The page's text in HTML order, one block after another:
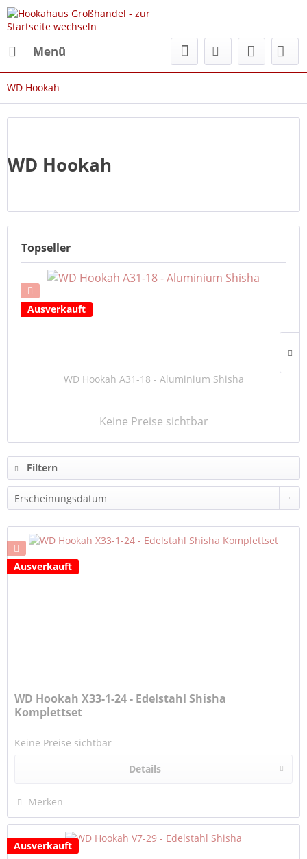
Menü
WD Hookah
WD Hookah
Topseller
Ausverkauft
WD Hookah A31-18 - Aluminium Shisha
Keine Preise sichtbar
Filtern
Ausverkauft
WD Hookah X33-1-24 - Edelstahl Shisha
Komplettset
Keine Preise sichtbar
Details
Merken
Ausverkauft